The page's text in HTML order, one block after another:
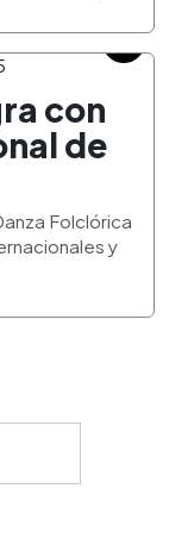
con
de
Folclórica
y